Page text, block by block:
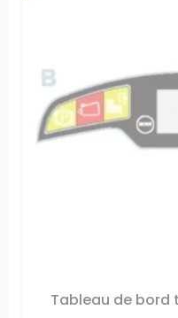
Tableau de bord